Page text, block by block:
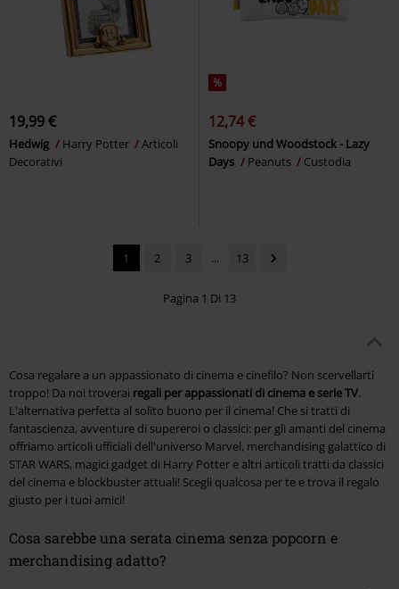
19,99 €
Hedwig Harry Potter
Articoli
Decorativi
%
12,74 €
Snoopy und Woodstock - Lazy
Days
Peanuts Custodia
1 2 3 ... 13
Pagina 1 Di 13
Cosa regalare a un appassionato di cinema e cinefilo? Non scervellarti
troppo! Da noi troverai regali per appassionati di cinema e serie TV.
L'alternativa perfetta al solito buono per il cinema! Che si tratti di
fantascienza, avventure di supereroi o classici: per gli amanti del cinema
offriamo articoli ufficiali dell'universo Marvel, merchandising galattico di
STAR WARS, magici gadget di Harry Potter e altri articoli tratti da classici
del cinema e blockbuster attuali! Scegli qualcosa per te e trova il regalo
giusto per i tuoi amici!
Cosa sarebbe una serata cinema senza popcorn e
merchandising adatto?